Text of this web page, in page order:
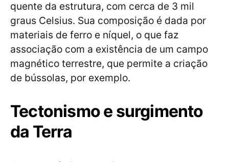
quente da estrutura, com cerca de 3 mil
graus Celsius. Sua composição é dada por
materiais de ferro e níquel, o que faz
associação com a existência de um campo
magnético terrestre, que permite a criação
de bússolas, por exemplo.
Tectonismo e surgimento
da Terra